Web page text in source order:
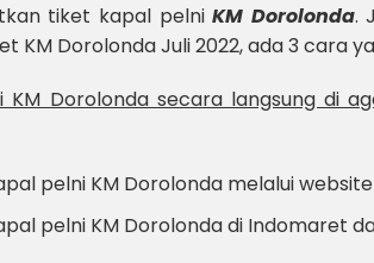
tiket kapal pelniKM Dorolonda.
KM Dorolonda Juli 2022, ada 3 cara
KM Dorolonda secara langsung di
pelni KM Dorolonda melalui
pelni KM Dorolonda di Indomaret